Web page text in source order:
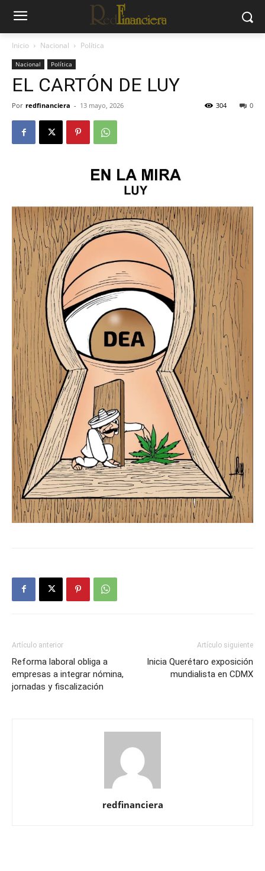
Inicio Nacional Política
Nacional Política
EL CARTÓN DE LUY
Por redfinanciera - 13 mayo, 2026 0
304
Artículo anterior
Reforma laboral obliga a
empresas a integrar nómina,
jornadas y fiscalización
Artículo siguiente
Inicia Querétaro exposición
mundialista en CDMX
redfinanciera